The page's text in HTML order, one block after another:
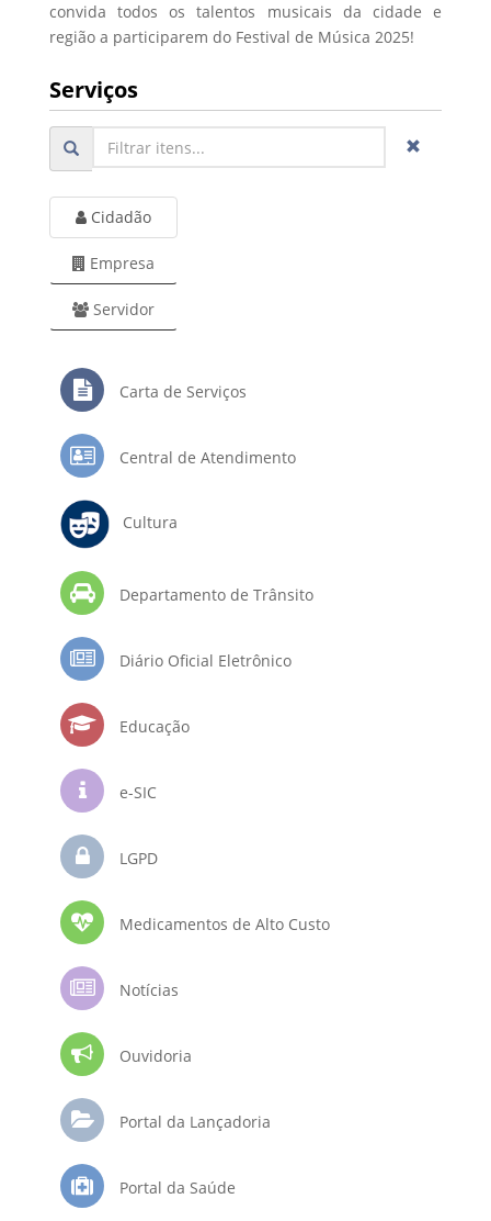
convida todos os talentos musicais da cidade e
região a participarem do Festival de Música 2025!
Serviços
Cidadão
Empresa
Servidor
Carta de Serviços
Central de Atendimento
Cultura
Departamento de Trânsito
Diário Oficial Eletrônico
Educação
e-SIC
LGPD
Medicamentos de Alto Custo
Notícias
Ouvidoria
Portal da Lançadoria
Portal da Saúde